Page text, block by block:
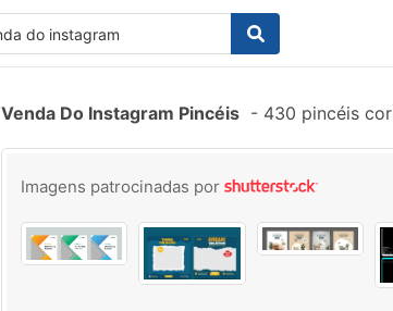
Venda Do Instagram Pincéis - 430 pincéis
Imagens patrocinadas por